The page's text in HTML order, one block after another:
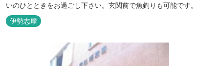
いのひとときをお過ごし下さい。玄関前で魚釣りも可能です。
伊勢志摩